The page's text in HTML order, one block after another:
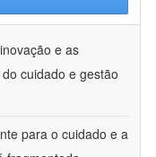
e as
cuidado e gestão
para o cuidado e a